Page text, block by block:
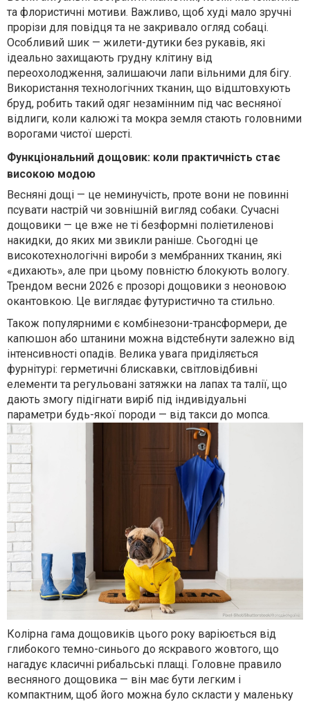
та флористичні мотиви. Важливо, щоб худі мало зручні
прорізи для повідця та не закривало огляд собаці.
Особливий шик — жилети-дутики без рукавів, які
ідеально захищають грудну клітину від
переохолодження, залишаючи лапи вільними для бігу.
Використання технологічних тканин, що відштовхують
бруд, робить такий одяг незамінним під час весняної
відлиги, коли калюжі та мокра земля стають головними
ворогами чистої шерсті.
Функціональний дощовик: коли практичність стає
високою модою
Весняні дощі — це неминучість, проте вони не повинні
псувати настрій чи зовнішній вигляд собаки. Сучасні
дощовики — це вже не ті безформні поліетиленові
накидки, до яких ми звикли раніше. Сьогодні це
високотехнологічні вироби з мембранних тканин, які
«дихають», але при цьому повністю блокують вологу.
Трендом весни 2026 є прозорі дощовики з неоновою
окантовкою. Це виглядає футуристично та стильно.
Також популярними є комбінезони-трансформери, де
капюшон або штанини можна відстебнути залежно від
інтенсивності опадів. Велика увага приділяється
фурнітурі: герметичні блискавки, світловідбивні
елементи та регульовані затяжки на лапах та талії, що
дають змогу підігнати виріб під індивідуальні
параметри будь-якої породи — від такси до мопса.
Колірна гама дощовиків цього року варіюється від
глибокого темно-синього до яскравого жовтого, що
нагадує класичні рибальські плащі. Головне правило
весняного дощовика — він має бути легким і
компактним, щоб його можна було скласти у маленьку